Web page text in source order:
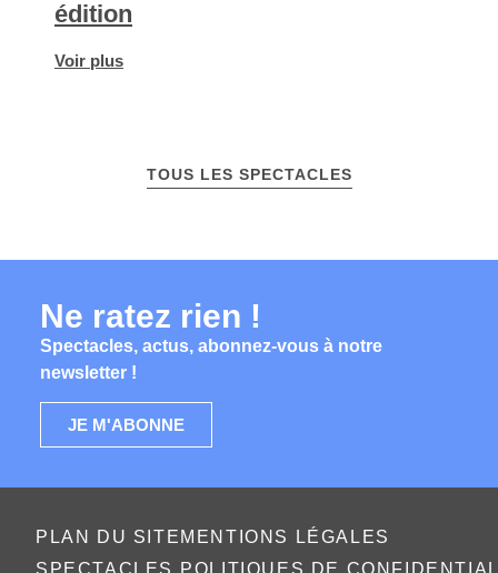
édition
Voir plus
TOUS LES SPECTACLES
Ne ratez rien !
Spectacles, actus, abonnez-vous à notre
newsletter !
JE M'ABONNE
PLAN DU SITE
SPECTACLES
MENTIONS LÉGALES
POLITIQUES DE